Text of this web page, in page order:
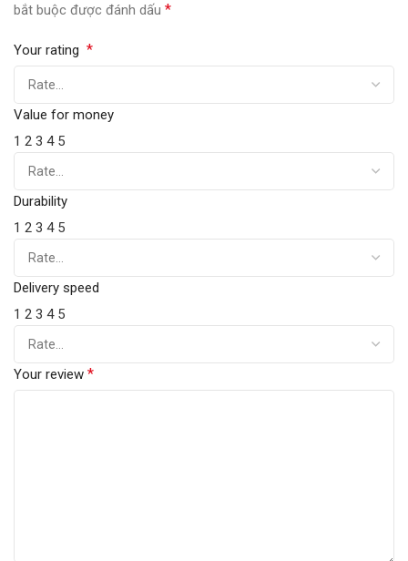
bắt buộc được đánh dấu *
Your rating *
Value for money
1 2 3 4 5
Durability
1 2 3 4 5
Delivery speed
1 2 3 4 5
Your review *